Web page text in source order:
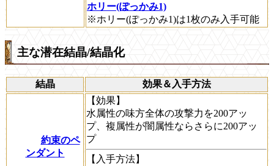
ホリー(ぽっかみ1)
※ホリー(ぽっかみ1)は1枚のみ入手可能
主な潜在結晶/結晶化
結晶 効果＆入手方法
約束のペ
ンダント
【効果】
水属性の味方全体の攻撃力を200アッ
プ、複属性が闇属性ならさらに200アッ
プ
【入手方法】